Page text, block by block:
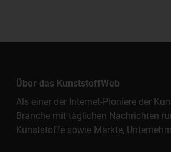
Über das KunststoffWeb
Als einer der Internet-Pioniere der
Branche mit täglichen Nachrichten
Kunststoffe sowie Märkte,